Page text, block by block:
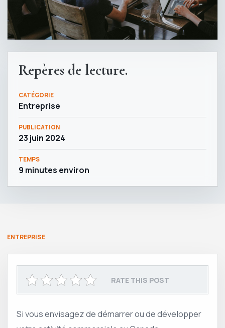
Repères de lecture.
CATÉGORIE
Entreprise
PUBLICATION
23 juin 2024
TEMPS
9 minutes environ
ENTREPRISE
RATE THIS POST
Si vous envisagez de démarrer ou de développer